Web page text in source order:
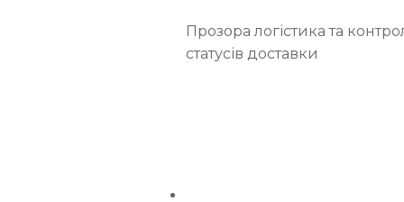
Прозора логістика та
статусів доставки